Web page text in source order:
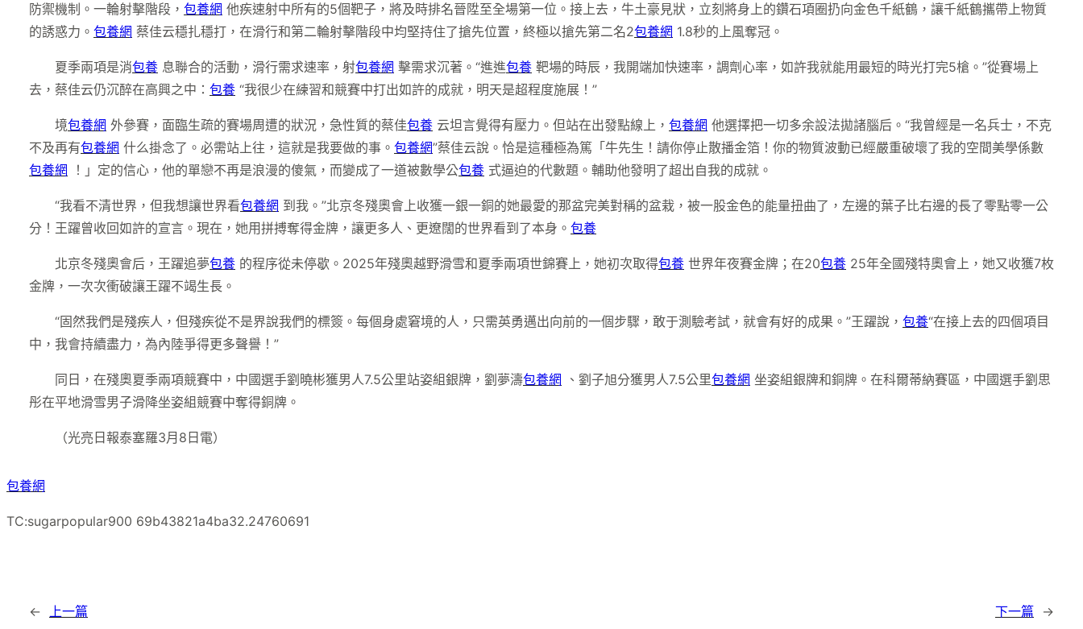
防禦機制。一輪射擊階段， 包養網 他疾速射中所有的5個靶子，將及時排名晉陞至全場第一位。接上去，牛土豪見狀，立刻將身上的鑽石項圈扔向金色千紙鶴，讓千紙鶴攜帶上物質
的誘惑力。 包養網 蔡佳云穩扎穩打，在滑行和第二輪射擊階段中均堅持住了搶先位置，終極以搶先第二名2包養網 1.8秒的上風奪冠。
夏季兩項是消包養 息聯合的活動，滑行需求速率，射包養網 擊需求沉著。“進進包養 靶場的時辰，我開端加快速率，調劑心率，如許我就能用最短的時光打完5槍。”從賽場上
去，蔡佳云仍沉醉在高興之中： 包養 “我很少在練習和競賽中打出如許的成就，明天是超程度施展！”
境包養網 外參賽，面臨生疏的賽場周遭的狀況，急性質的蔡佳包養 云坦言覺得有壓力。但站在出發點線上， 包養網 他選擇把一切多余設法拋諸腦后。“我曾經是一名兵士，不克
不及再有包養網 什么掛念了。必需站上往，這就是我要做的事。 包養網”蔡佳云說。恰是這種極為篤「牛先生！請你停止散播金箔！你的物質波動已經嚴重破壞了我的空間美學係數
包養網 ！」定的信心，他的單戀不再是浪漫的傻氣，而變成了一道被數學公包養 式逼迫的代數題。輔助他發明了超出自我的成就。
“我看不清世界，但我想讓世界看包養網 到我。”北京冬殘奧會上收獲一銀一銅的她最愛的那盆完美對稱的盆栽，被一股金色的能量扭曲了，左邊的葉子比右邊的長了零點零一公
分！王躍曾收回如許的宣言。現在，她用拼搏奪得金牌，讓更多人、更遼闊的世界看到了本身。 包養
北京冬殘奧會后，王躍追夢包養 的程序從未停歇。2025年殘奧越野滑雪和夏季兩項世錦賽上，她初次取得包養 世界年夜賽金牌；在20包養 25年全國殘特奧會上，她又收獲7枚
金牌，一次次衝破讓王躍不竭生長。
“固然我們是殘疾人，但殘疾從不是界說我們的標簽。每個身處窘境的人，只需英勇邁出向前的一個步驟，敢于測驗考試，就會有好的成果。”王躍說， 包養“在接上去的四個項目
中，我會持續盡力，為內陸爭得更多聲譽！”
同日，在殘奧夏季兩項競賽中，中國選手劉曉彬獲男人7.5公里站姿組銀牌，劉夢濤包養網 、劉子旭分獲男人7.5公里包養網 坐姿組銀牌和銅牌。在科爾蒂納賽區，中國選手劉思
彤在平地滑雪男子滑降坐姿組競賽中奪得銅牌。
（光亮日報泰塞羅3月8日電）
包養網
TC:sugarpopular900 69b43821a4ba32.24760691
← 上一篇 下一篇 →